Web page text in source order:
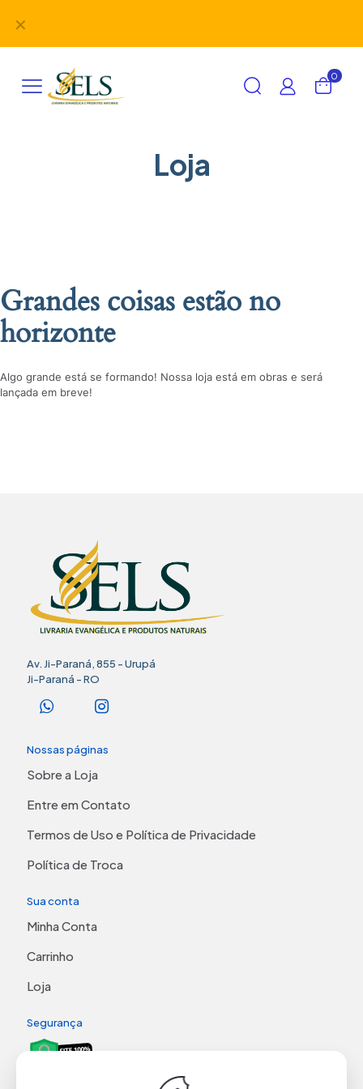
✕
0
Loja
Grandes coisas estão no
horizonte
Algo grande está se formando! Nossa loja está em obras e será
lançada em breve!
Av. Ji-Paraná, 855 - Urupá
Ji-Paraná - RO
Nossas páginas
Sobre a Loja
Entre em Contato
Termos de Uso e Política de Privacidade
Política de Troca
Sua conta
Minha Conta
Carrinho
Loja
Segurança